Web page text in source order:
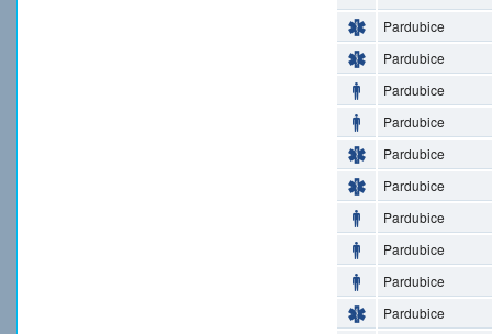
Pardubice
Pardubice
Pardubice
Pardubice
Pardubice
Pardubice
Pardubice
Pardubice
Pardubice
Pardubice